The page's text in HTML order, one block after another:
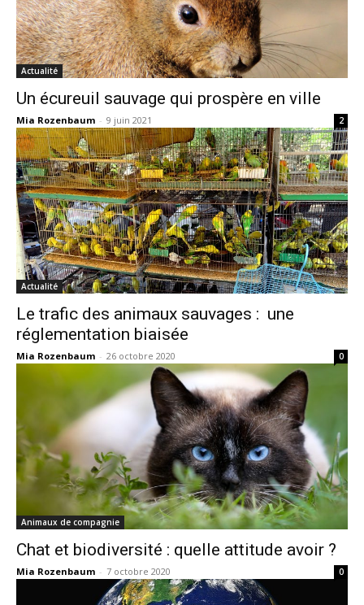
Actualité
Un écureuil sauvage qui prospère en ville
Mia Rozenbaum - 9 juin 2021 2
Actualité
Le trafic des animaux sauvages : une
réglementation biaisée
Mia Rozenbaum - 26 octobre 2020 0
Animaux de compagnie
Chat et biodiversité : quelle attitude avoir ?
Mia Rozenbaum - 7 octobre 2020 0